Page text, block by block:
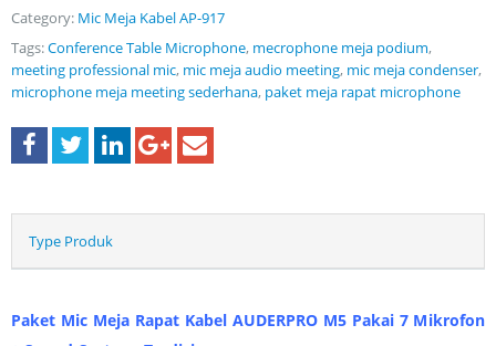
Category: Mic Meja Kabel AP-917
Tags:Conference Table Microphone‎, mecrophone meja podium,
meeting professional mic, mic meja audio meeting, mic meja condenser,
microphone meja meeting sederhana, paket meja rapat microphone
Type Produk
Paket Mic Meja Rapat Kabel AUDERPRO M5 Pakai 7 Mikrofon